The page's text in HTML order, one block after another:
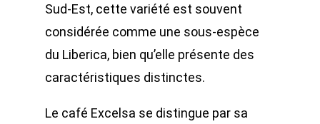
Sud-Est, cette variété est souvent
considérée comme une sous-espèce
du Liberica, bien qu’elle présente des
caractéristiques distinctes.
Le café Excelsa se distingue par sa